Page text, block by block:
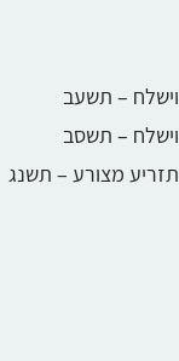
וישלח – תשעב
וישלח – תשסב
תזריע מצורע – תשנג